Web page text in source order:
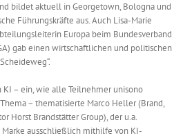
bildet aktuell in Georgetown, Bologna und
Führungskräfte aus. Auch Lisa-Marie
Europa beim Bundesverband
gab einen wirtschaftlichen und politischen
– ein, wie alle Teilnehmer unisono
– thematisierte Marco Heller (Brand,
Horst Brandstätter Group), der u.a.
ausschließlich mithilfe von KI-